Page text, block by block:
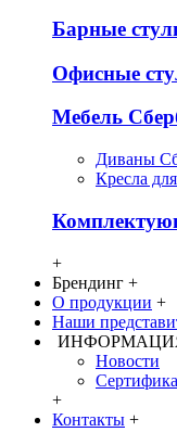
Барные
Офисные
Мебель
Диваны
Кресла
+
Брендинг +
О продукции +
Наши
Новости
+
Контакты +